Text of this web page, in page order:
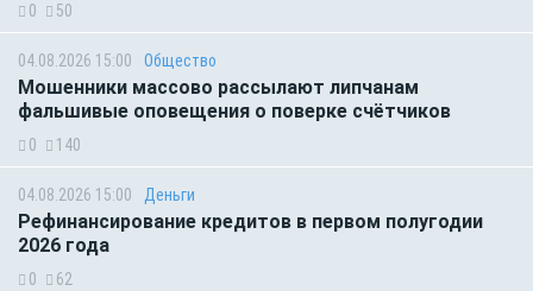
0 50
04.08.2026 15:00 Общество
Мошенники массово рассылают липчанам
фальшивые оповещения о поверке счётчиков
0 140
04.08.2026 15:00 Деньги
Рефинансирование кредитов в первом полугодии
2026 года
0 62